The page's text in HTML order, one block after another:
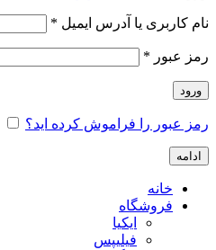
نام کاربری یا آدرس ایمیل *
رمز عبور *
ورود
رمز عبور را فراموش کرده اید؟
ادامه
خانه
فروشگاه
ایکیا
فیلیپس